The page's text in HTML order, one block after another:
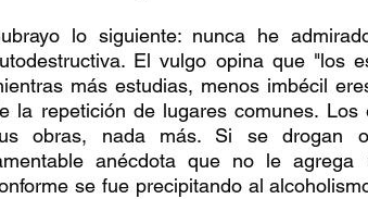
lo siguiente: nunca he
El vulgo opina que "los
más estudias, menos imbécil
la repetición de lugares comunes.
obras, nada más. Si se drogan
anécdota que no le
se fue precipitando al